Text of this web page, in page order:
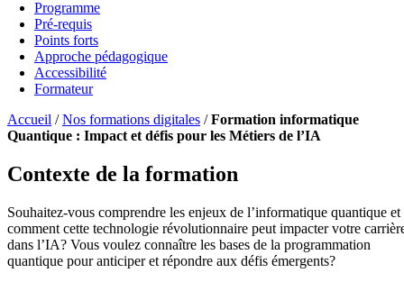
Programme
Pré-requis
Points forts
Approche pédagogique
Accessibilité
Formateur
Accueil /Nos formations digitales /Formation informatique
Quantique : Impact et défis pour les Métiers de l’IA
Contexte de la formation
Souhaitez-vous comprendre les enjeux de l’informatique quantique et
comment cette technologie révolutionnaire peut impacter votre
dans l’IA? Vous voulez connaître les bases de la programmation
quantique pour anticiper et répondre aux défis émergents?